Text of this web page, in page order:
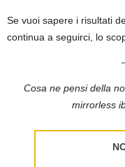
Se vuoi sapere i risultati
continua a seguirci, lo
Cosa ne pensi della
mirrorless